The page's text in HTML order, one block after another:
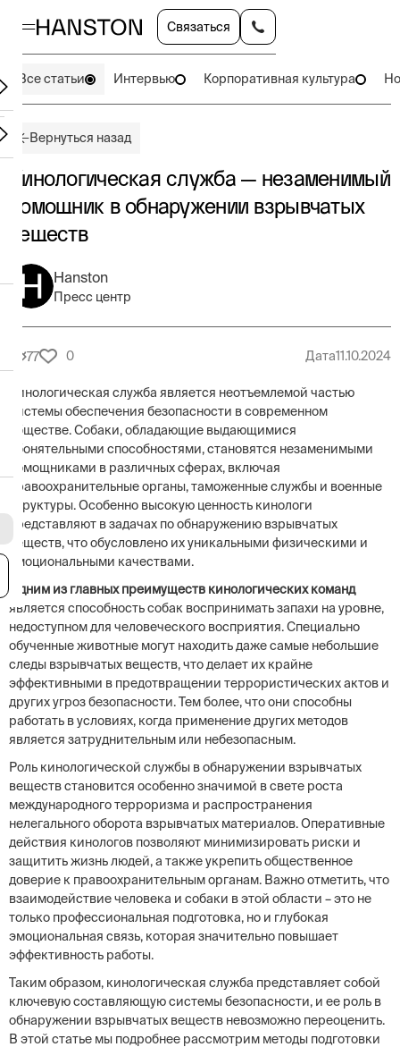
Связаться
Все статьи Интервью Корпоративная культура
Вернуться назад
Кинологическая служба — незаменимый
помощник в обнаружении взрывчатых
веществ
Hanston
Пресс центр
77 0 Дата11.10.2024
Кинологическая служба является неотъемлемой частью
системы обеспечения безопасности в современном
обществе. Собаки, обладающие выдающимися
обонятельными способностями, становятся незаменимыми
помощниками в различных сферах, включая
правоохранительные органы, таможенные службы и военные
структуры. Особенно высокую ценность кинологи
представляют в задачах по обнаружению взрывчатых
веществ, что обусловлено их уникальными физическими и
эмоциональными качествами.
Одним из главных преимуществ кинологических команд
является способность собак воспринимать запахи на уровне,
недоступном для человеческого восприятия. Специально
обученные животные могут находить даже самые небольшие
следы взрывчатых веществ, что делает их крайне
эффективными в предотвращении террористических актов и
других угроз безопасности. Тем более, что они способны
работать в условиях, когда применение других методов
является затруднительным или небезопасным.
Роль кинологической службы в обнаружении взрывчатых
веществ становится особенно значимой в свете роста
международного терроризма и распространения
нелегального оборота взрывчатых материалов. Оперативные
действия кинологов позволяют минимизировать риски и
защитить жизнь людей, а также укрепить общественное
доверие к правоохранительным органам. Важно отметить, что
взаимодействие человека и собаки в этой области – это не
только профессиональная подготовка, но и глубокая
эмоциональная связь, которая значительно повышает
эффективность работы.
Таким образом, кинологическая служба представляет собой
ключевую составляющую системы безопасности, и ее роль в
обнаружении взрывчатых веществ невозможно переоценить.
В этой статье мы подробнее рассмотрим методы подготовки